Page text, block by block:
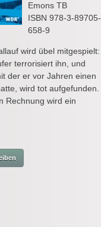
Emons TB
ISBN 978-3-89705-
658-9
wird übel mitgespielt:
terrorisiert ihn, und
der er vor Jahren einen
wird tot aufgefunden.
Rechnung wird ein